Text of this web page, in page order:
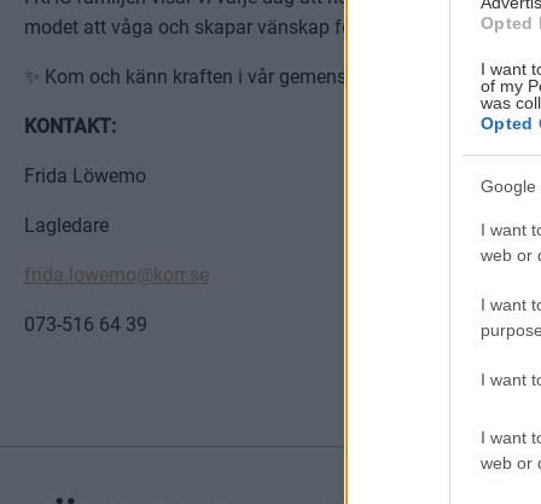
Opted
I want
of my
was
Opted
Google
I want
web or
I want
I want
I want
web or
modet att våga och skapar vänskap för livet.
✨ Kom och känn kraften i vår gemenskap – vi längtar efter
KONTAKT:
Frida Löwemo
Lagledare
frida.lowemo@korr.se
073-516 64 39